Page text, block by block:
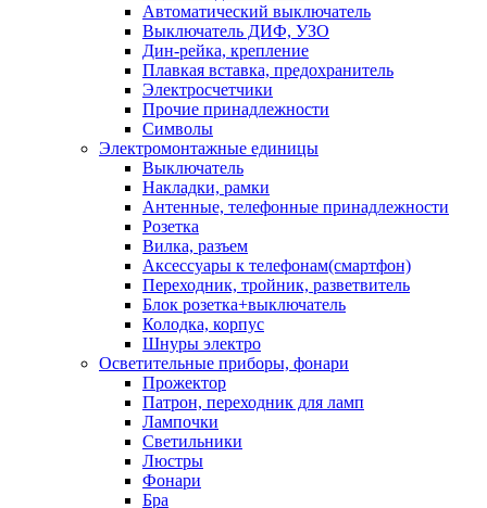
Автоматический выключатель
Выключатель ДИФ, УЗО
Дин-рейка, крепление
Плавкая вставка, предохранитель
Электросчетчики
Прочие принадлежности
Символы
Электромонтажные единицы
Выключатель
Накладки, рамки
Антенные, телефонные принадлежности
Розетка
Вилка, разъем
Аксессуары к телефонам(смартфон)
Переходник, тройник, разветвитель
Блок розетка+выключатель
Колодка, корпус
Шнуры электро
Осветительные приборы, фонари
Прожектор
Патрон, переходник для ламп
Лампочки
Светильники
Люстры
Фонари
Бра